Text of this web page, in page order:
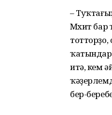
–
Мөхит
итә, кем
бер-